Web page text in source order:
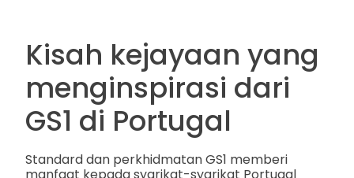
Kisah kejayaan yang
menginspirasi dari
GS1 di Portugal
Standard dan perkhidmatan GS1 memberi
manfaat kepada syarikat-syarikat Portugal